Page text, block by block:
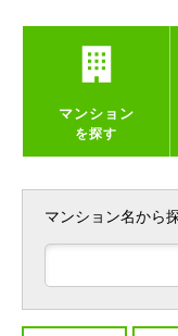
マンション
を探す
マンション名から